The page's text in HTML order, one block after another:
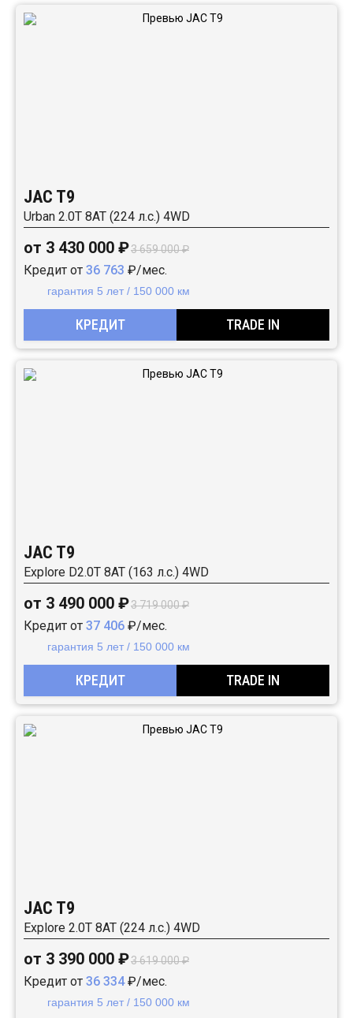
JAC T9
Urban 2.0T 8AT (224 л.с.) 4WD
от 3 430 000 ₽3 659 000 ₽
Кредит от 36 763 ₽/мес.
гарантия 5 лет / 150 000 км
КРЕДИТ TRADE IN
JAC T9
Explore D2.0T 8AT (163 л.с.) 4WD
от 3 490 000 ₽3 719 000 ₽
Кредит от 37 406 ₽/мес.
гарантия 5 лет / 150 000 км
КРЕДИТ TRADE IN
JAC T9
Explore 2.0T 8AT (224 л.с.) 4WD
от 3 390 000 ₽3 619 000 ₽
Кредит от 36 334₽/мес.
гарантия 5 лет / 150 000 км